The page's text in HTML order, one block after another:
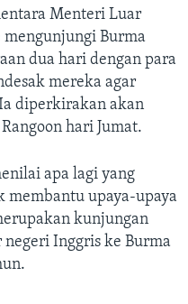
Menteri Luar
Burma
dua hari dengan para
mereka agar
diperkirakan akan
hari Jumat.
apa lagi yang
upaya-upaya
kunjungan
Inggris ke Burma